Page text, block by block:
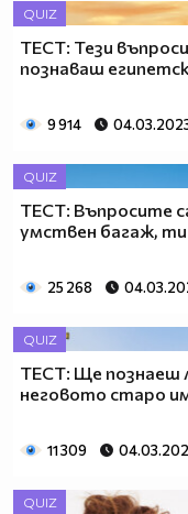
QUIZ
ТЕСТ: Тези
познаваш
9 914
QUIZ
ТЕСТ: Въпросите
умствен багаж,
25 268
QUIZ
ТЕСТ: Ще познаеш
неговото старо
11 309
QUIZ